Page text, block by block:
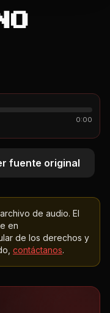
0:00
fuente original
de audio. El
en
de los derechos y
contáctanos.